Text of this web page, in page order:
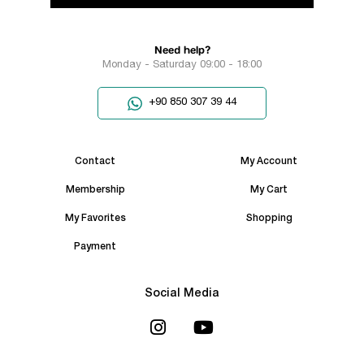
Need help?
Monday - Saturday 09:00 - 18:00
+90 850 307 39 44
Contact My Account
Membership My Cart
My Favorites Shopping
Payment
Social Media